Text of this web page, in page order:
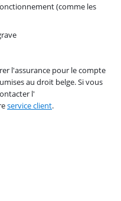
(comme les
l'assurance pour le compte
au droit belge. Si vous
l'
service client.